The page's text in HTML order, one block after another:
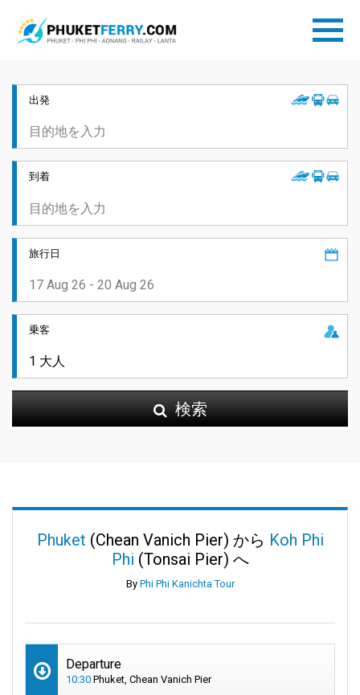
出発
到着
旅行日
乗客
検索
Phuket (Chean Vanich Pier) から Koh Phi
Phi (Tonsai Pier) へ
By Phi Phi Kanichta Tour
Departure
10:30 Phuket, Chean Vanich Pier